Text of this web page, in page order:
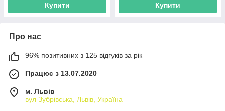
Купити Купити
Про нас
96% позитивних з 125 відгуків за рік
Працює з 13.07.2020
м. Львів
вул Зубрівська, Львів, Україна